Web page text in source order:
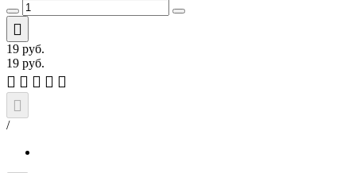
19 руб.
19 руб.
/